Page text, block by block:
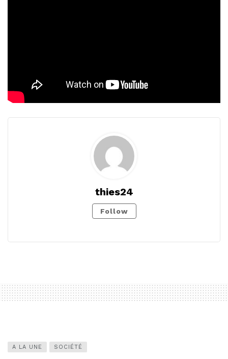
thies24
Follow
A LA UNE SOCIÉTÉ